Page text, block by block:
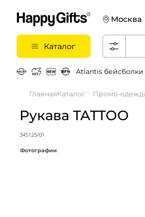
Москва
Каталог
Atlantis бейсболки
Металлические ручки
ГлавнаяКаталог Промо-
Рукава TATTOO
345125/01
Фотографии